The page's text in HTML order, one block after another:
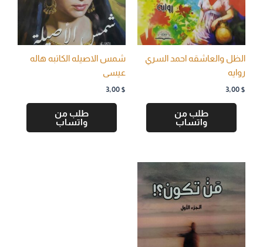
الظل والعاشقه احمد السري
روايه
3,00 $
طلب من
واتساب
شمس الاصيله الكاتبه هاله
عيسى
3,00 $
طلب من
واتساب